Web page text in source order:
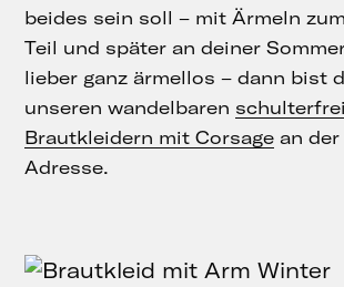
beides sein soll – mit Ärmeln
Teil und später an deiner
lieber ganz ärmellos – dann bist
unseren wandelbaren
Brautkleidern mit Corsage an
Adresse.